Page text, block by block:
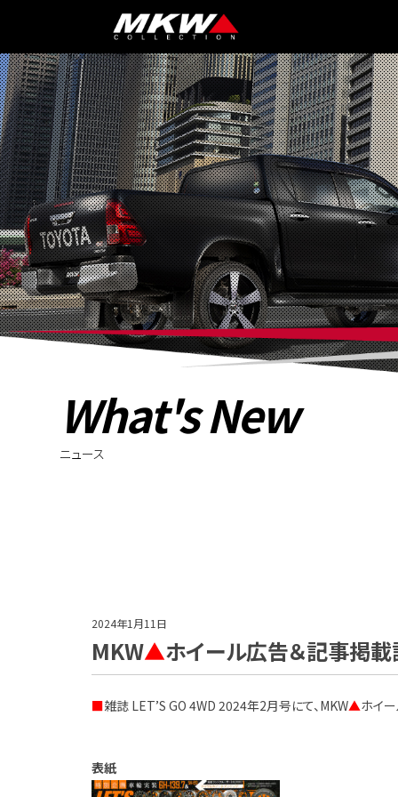
What's New
ニュース
2024年1月11日
MKW▲ホイール広告＆記事掲
■雑誌 LET’S GO 4WD 2024年2月号にて、MKW▲ホイ
表紙